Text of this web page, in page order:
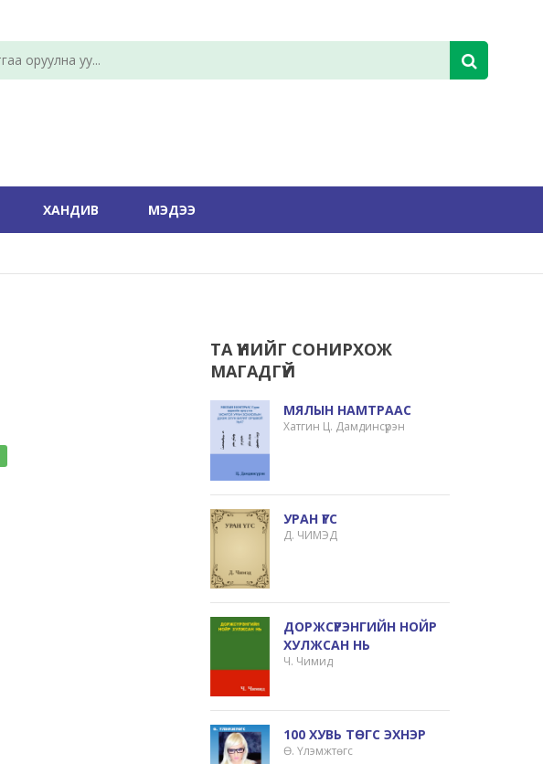
ХАНДИВ МЭДЭЭ
ТА ҮҮНИЙГ СОНИРХОЖ
МАГАДГҮЙ
МЯЛЫН НАМТРААС
Хатгин Ц. Дамдинсүрэн
УРАН ҮГС
Д. ЧИМЭД
ДОРЖСҮРЭНГИЙН НОЙР
ХУЛЖСАН НЬ
Ч. Чимид
100 ХУВЬ ТӨГС ЭХНЭР
Ө. Үлэмжтөгс